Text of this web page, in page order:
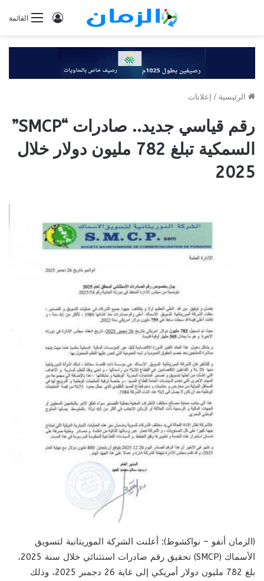
القائمةتسجيل
الرئيسية / إعلانات
رقم قياسي جديد.. صادرات “SMCP”
السمكية تبلغ 782 مليون دولار خلال
2025
(الزمان أنفو – نواكشوط): أعلنت الشركة الموريتانية لتسويق
الأسماك (SMCP) تحقيق رقم صادرات استثنائي خلال سنة 2025،
بلغ 782 مليون دولار أمريكي إلى غاية 26 دجمبر 2025، وذلك